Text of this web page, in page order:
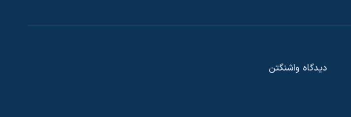
دیدگاه‌ واشنگتن